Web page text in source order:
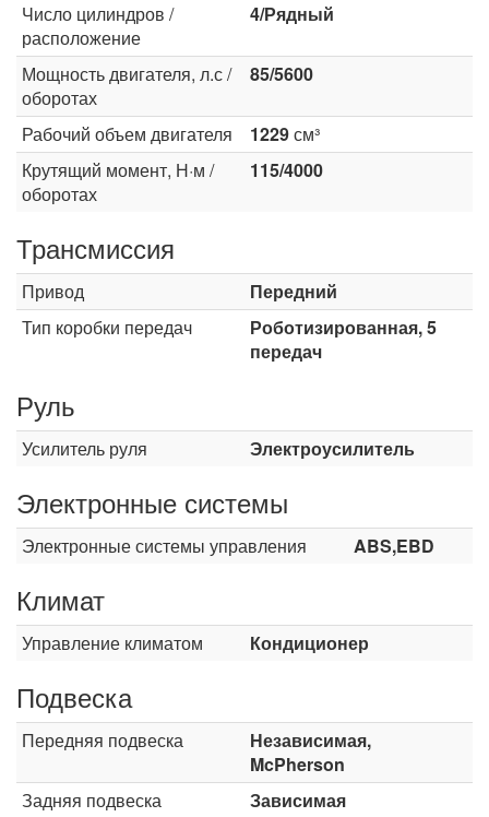
Число цилиндров /
расположение
4/Рядный
Мощность двигателя, л.с /
оборотах
85/5600
Рабочий объем двигателя 1229см³
Крутящий момент, Н·м /
оборотах
115/4000
Трансмиссия
Привод
Передний
Тип коробки передач
Роботизированная, 5
передач
Руль
Усилитель руля Электроусилитель
Электронные системы
Электронные системы управления ABS,EBD
Климат
Управление климатом Кондиционер
Подвеска
Передняя подвеска
Независимая,
McPherson
Задняя подвеска
Зависимая